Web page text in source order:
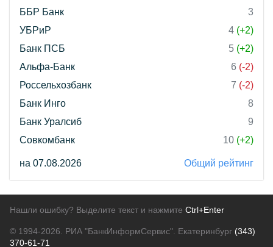
ББР Банк
3
УБРиР
4 (+2)
Банк ПСБ
5 (+2)
Альфа-Банк
6 (-2)
Россельхозбанк
7 (-2)
Банк Инго
8
Банк Уралсиб
9
Совкомбанк
10 (+2)
на 07.08.2026 Общий рейтинг
Нашли ошибку? Выделите текст и нажмите Ctrl+Enter
© 1994-2026. РИА "БанкИнформСервис". Екатеринбург (343)
370-61-71